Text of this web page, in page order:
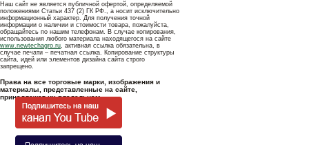
Наш сайт не является публичной офертой, определяемой
положениями Статьи 437 (2) ГК РФ., а носит исключительно
информационный характер. Для получения точной
информации о наличии и стоимости товара, пожалуйста,
обращайтесь по нашим телефонам. В случае копирования,
использования любого материала находящегося на сайте
www.newtechagro.ru, активная ссылка обязательна, в
случае печати – печатная ссылка. Копирование структуры
сайта, идей или элементов дизайна сайта строго
запрещено.
Права на все торговые марки, изображения и
материалы, представленные на сайте,
принадлежат их владельцам.